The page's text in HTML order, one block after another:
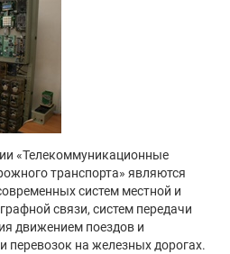
«Телекоммуникационные
транспорта» являются
систем местной и
связи, систем передачи
движением поездов и
перевозок на железных дорогах.